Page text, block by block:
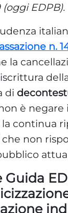
EDPB).
n.
la
di
è negare
continua
non
Guida